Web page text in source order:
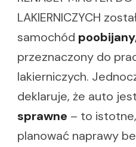
LAKIERNICZYCH
samochód
przeznaczony do
lakierniczych.
deklaruje, że auto jest
sprawne – to
planować naprawy